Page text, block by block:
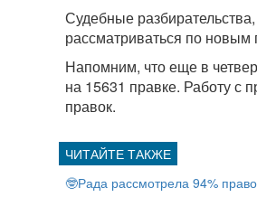
Судебные разбирательства,
рассматриваться по новым
Напомним, что еще в
на 15631 правке. Работу с
правок.
🤓Рада рассмотрела 94%